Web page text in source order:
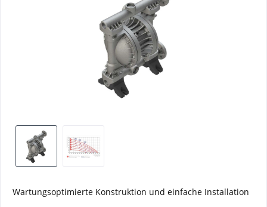
Wartungsoptimierte Konstruktion und einfache Installation